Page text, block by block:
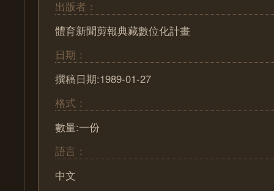
出版者：
體育新聞剪報典藏數位化計畫
日期：
撰稿日期:1989-01-27
格式：
數量:一份
語言：
中文